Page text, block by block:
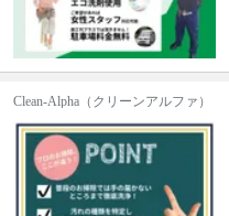
Clean-Alpha（クリーンアルファ）